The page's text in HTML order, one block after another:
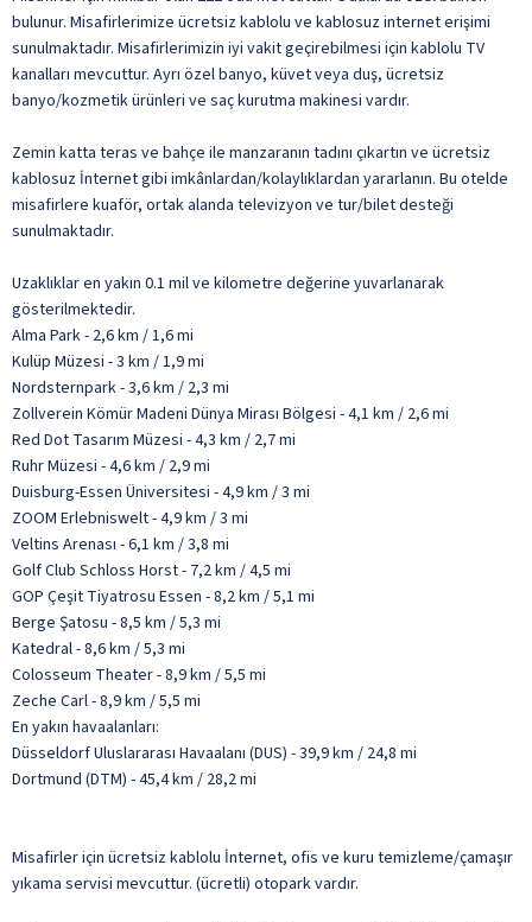
bulunur. Misafirlerimize ücretsiz kablolu ve kablosuz internet erişimi
sunulmaktadır. Misafirlerimizin iyi vakit geçirebilmesi için kablolu TV
kanalları mevcuttur. Ayrı özel banyo, küvet veya duş, ücretsiz
banyo/kozmetik ürünleri ve saç kurutma makinesi vardır.
Zemin katta teras ve bahçe ile manzaranın tadını çıkartın ve ücretsiz
kablosuz İnternet gibi imkânlardan/kolaylıklardan yararlanın. Bu otelde
misafirlere kuaför, ortak alanda televizyon ve tur/bilet desteği
sunulmaktadır.
Uzaklıklar en yakın 0.1 mil ve kilometre değerine yuvarlanarak
gösterilmektedir.
Alma Park - 2,6 km / 1,6 mi
Kulüp Müzesi - 3 km / 1,9 mi
Nordsternpark - 3,6 km / 2,3 mi
Zollverein Kömür Madeni Dünya Mirası Bölgesi - 4,1 km / 2,6 mi
Red Dot Tasarım Müzesi - 4,3 km / 2,7 mi
Ruhr Müzesi - 4,6 km / 2,9 mi
Duisburg-Essen Üniversitesi - 4,9 km / 3 mi
ZOOM Erlebniswelt - 4,9 km / 3 mi
Veltins Arenası - 6,1 km / 3,8 mi
Golf Club Schloss Horst - 7,2 km / 4,5 mi
GOP Çeşit Tiyatrosu Essen - 8,2 km / 5,1 mi
Berge Şatosu - 8,5 km / 5,3 mi
Katedral - 8,6 km / 5,3 mi
Colosseum Theater - 8,9 km / 5,5 mi
Zeche Carl - 8,9 km / 5,5 mi
En yakın havaalanları:
Düsseldorf Uluslararası Havaalanı (DUS) - 39,9 km / 24,8 mi
Dortmund (DTM) - 45,4 km / 28,2 mi
Misafirler için ücretsiz kablolu İnternet, ofis ve kuru temizleme/çamaşır
yıkama servisi mevcuttur. (ücretli) otopark vardır.